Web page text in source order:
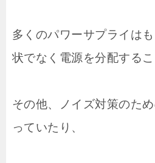
多くのパワーサプライは
状でなく電源を分配するこ
その他、ノイズ対策のた
っていたり、